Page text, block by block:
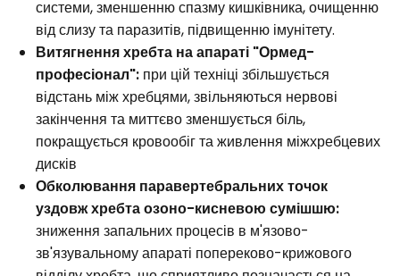
системи, зменшенню спазму кишківника, очищенню
від слизу та паразитів, підвищенню імунітету.
Витягнення хребта на апараті "Ормед-
професіонал": при цій техніці збільшується
відстань між хребцями, звільняються нервові
закінчення та миттєво зменшується біль,
покращується кровообіг та живлення міжхребцевих
дисків
Обколювання паравертебральних точок
уздовж хребта озоно-кисневою сумішшю:
зниження запальних процесів в м'язово-
зв'язувальному апараті попереково-крижового